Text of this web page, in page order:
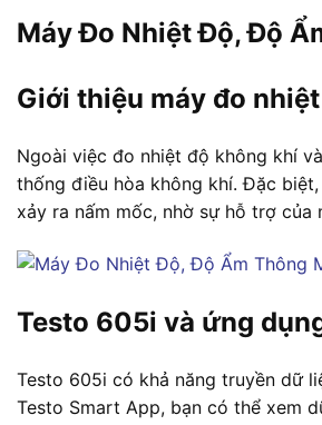
Máy Đo Nhiệt Độ, Độ
Giới thiệu máy đo
Ngoài việc đo nhiệt độ không khí
thống điều hòa không khí. Đặc
xảy ra nấm mốc, nhờ sự hỗ trợ
Testo 605i và ứng
Testo 605i có khả năng truyền dữ
Testo Smart App, bạn có thể xem